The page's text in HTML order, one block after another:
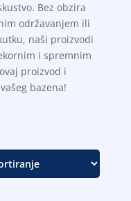
Bez obzira
održavanjem ili
naši proizvodi
i spremnim
proizvod i
bazena!